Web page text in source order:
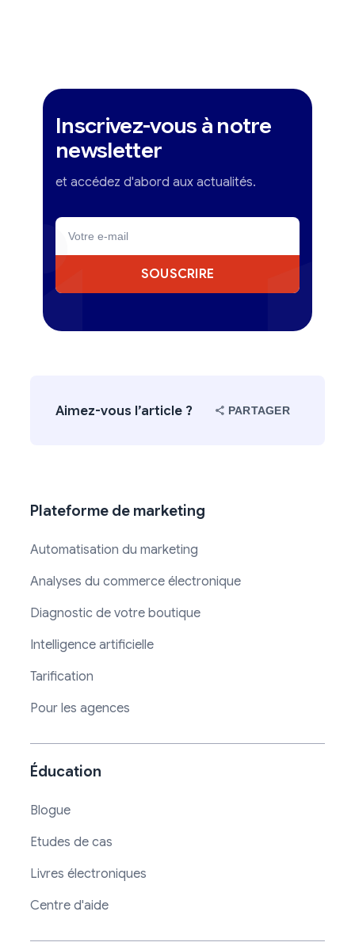
Inscrivez-vous à notre
newsletter
et accédez d'abord aux actualités.
SOUSCRIRE
Aimez-vous l’article ? PARTAGER
Plateforme de marketing
Automatisation du marketing
Analyses du commerce électronique
Diagnostic de votre boutique
Intelligence artificielle
Tarification
Pour les agences
Éducation
Blogue
Etudes de cas
Livres électroniques
Centre d'aide